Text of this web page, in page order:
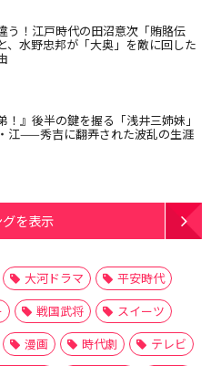
う！江戸時代の田沼意次「賄賂伝
、水野忠邦が「大奥」を敵に回した
！』後半の鍵を握る「浅井三姉妹」
江——秀吉に翻弄された波乱の生涯
を表示
大河ドラマ
平安時代
戦国武将
スイーツ
漫画 時代劇
テレビ